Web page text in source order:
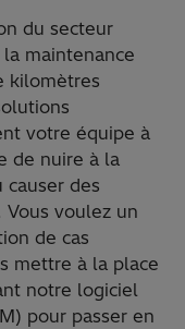
du secteur
maintenance
kilomètres
votre équipe à
de nuire à la
des
Vous voulez un
de cas
mettre à la place
notre logiciel
pour passer en